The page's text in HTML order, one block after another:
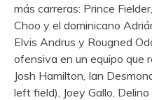
más carreras: Prince
Choo y el dominicano
Elvis Andrus y Rougned
ofensiva en un equipo que
Josh Hamilton, Ian
left field), Joey Gallo,